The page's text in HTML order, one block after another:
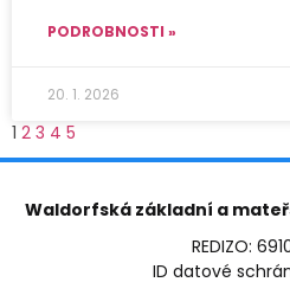
PODROBNOSTI »
20. 1. 2026
1 2 3 4 5
Waldorfská základní a
REDIZO:
ID datové